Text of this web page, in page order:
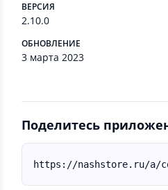
ВЕРСИЯ
2.10.0
ОБНОВЛЕНИЕ
3 марта 2023
Поделитесь
https://nashstore.ru/a/